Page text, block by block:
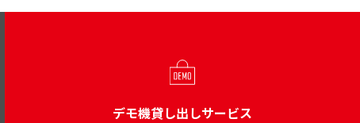
デモ機貸し出しサービス